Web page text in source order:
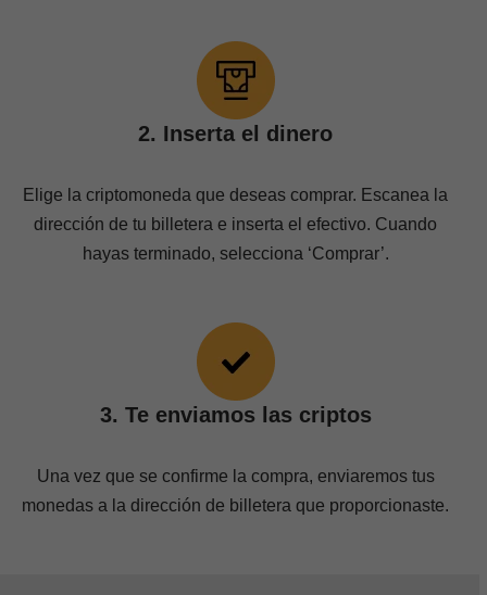
2. Inserta el dinero
Elige la criptomoneda que deseas comprar. Escanea la
dirección de tu billetera e inserta el efectivo. Cuando
hayas terminado, selecciona ‘Comprar’.
3. Te enviamos las criptos
Una vez que se confirme la compra, enviaremos tus
monedas a la dirección de billetera que proporcionaste.